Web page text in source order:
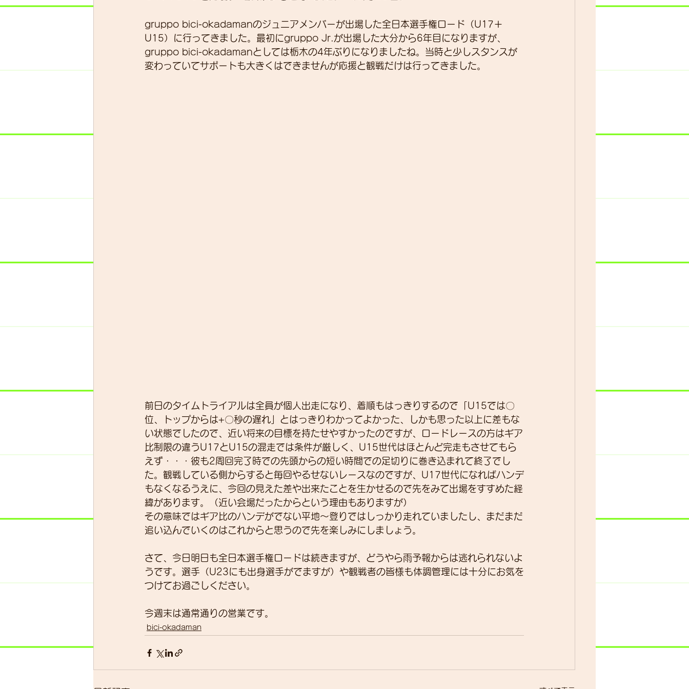
スキルアップ 試乗車 展示会 営業 紹介 独り言 パワーメーター
gruppo bici-okadamanのジュニアメンバーが出場した全日本選手権ロード（U17＋
U15）に行ってきました。最初にgruppo Jr.が出場した大分から6年目になりますが、
gruppo bici-okadamanとしては栃木の4年ぶりになりましたね。当時と少しスタンスが
変わっていてサポートも大きくはできませんが応援と観戦だけは行ってきました。
前日のタイムトライアルは全員が個人出走になり、着順もはっきりするので「U15では〇
位、トップからは+〇秒の遅れ」とはっきりわかってよかった、しかも思った以上に差もな
い状態でしたので、近い将来の目標を持たせやすかったのですが、ロードレースの方はギア
比制限の違うU17とU15の混走では条件が厳しく、U15世代はほとんど完走もさせてもら
えず・・・彼も2周回完了時での先頭からの短い時間での足切りに巻き込まれて終了でし
た。観戦している側からすると毎回やるせないレースなのですが、U17世代になればハンデ
もなくなるうえに、今回の見えた差や出来たことを生かせるので先をみて出場をすすめた経
緯があります。（近い会場だったからという理由もありますが）
その意味ではギア比のハンデがでない平地～登りではしっかり走れていましたし、まだまだ
追い込んでいくのはこれからと思うので先を楽しみにしましょう。
さて、今日明日も全日本選手権ロードは続きますが、どうやら雨予報からは逃れられないよ
うです。選手（U23にも出身選手がでますが）や観戦者の皆様も体調管理には十分にお気を
つけてお過ごしください。
今週末は通常通りの営業です。
bici-okadaman